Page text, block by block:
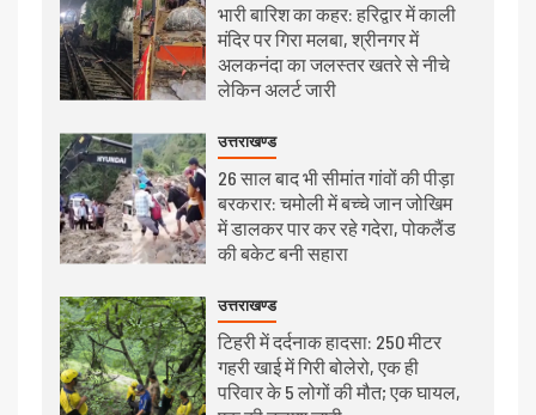
भारी बारिश का कहर: हरिद्वार में काली
मंदिर पर गिरा मलबा, श्रीनगर में
अलकनंदा का जलस्तर खतरे से नीचे
लेकिन अलर्ट जारी
उत्तराखण्ड
26 साल बाद भी सीमांत गांवों की पीड़ा
बरकरार: चमोली में बच्चे जान जोखिम
में डालकर पार कर रहे गदेरा, पोकलैंड
की बकेट बनी सहारा
उत्तराखण्ड
टिहरी में दर्दनाक हादसा: 250 मीटर
गहरी खाई में गिरी बोलेरो, एक ही
परिवार के 5 लोगों की मौत; एक घायल,